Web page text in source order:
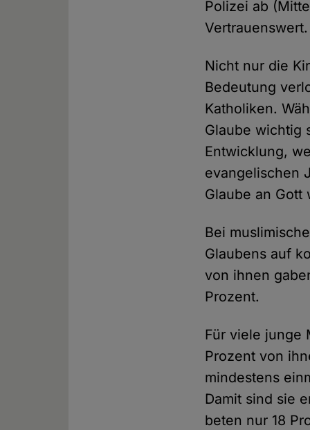
Polizei ab
Vertrauenswert.
Nicht nur die
Bedeutung
Katholiken.
Glaube wichtig
Entwicklung,
evangelischen
Glaube an
Bei
Glaubens auf
von ihnen
Prozent.
Für viele junge
Prozent von
mindestens
Damit sind sie
beten nur 18